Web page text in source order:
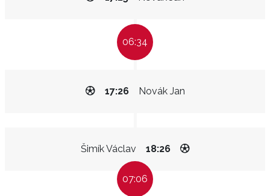
06:34
Novák Jan
17:26
Šimík Václav 18:26
07:06